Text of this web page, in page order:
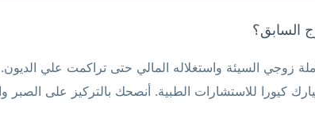
السابق؟
منذ ٢٠ عامًا، وانفصلت قبل ٣ أشهر. بسبب معاملة زوجي السيئة واستغلاله المالي حتى
كيورا للاستشارات الطبية. أنصحك بالتركيز على الصبر